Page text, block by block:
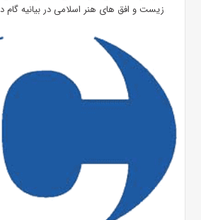
زیست و افق های هنر اسلامی در بیانیه گام